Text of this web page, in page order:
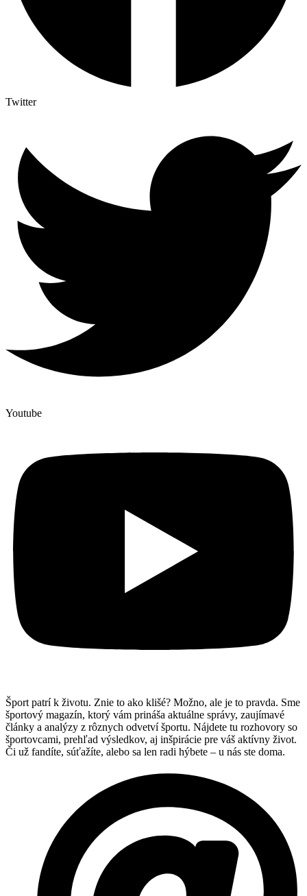
Twitter
Youtube
Šport patrí k životu. Znie to ako klišé? Možno, ale je to pravda. Sme
športový magazín, ktorý vám prináša aktuálne správy, zaujímavé
články a analýzy z rôznych odvetví športu. Nájdete tu rozhovory so
športovcami, prehľad výsledkov, aj inšpirácie pre váš aktívny život.
Či už fandíte, súťažíte, alebo sa len radi hýbete – u nás ste doma.